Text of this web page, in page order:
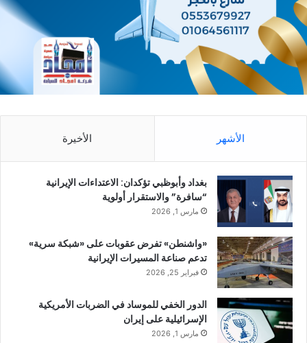
الأشهر الأخيرة
بغداد وأبوظبي تؤكدان: الاعتداءات الإيرانية
“سافرة” والاستقرار أولوية
مارس 1, 2026
«واشنطن» تفرض عقوبات على «شبكة سرية»
تدعم صناعة المسيرات الإيرانية
فبراير 25, 2026
الدور الخفي للموساد في الضربات الأمريكية
الإسرائيلية على إيران
مارس 1, 2026